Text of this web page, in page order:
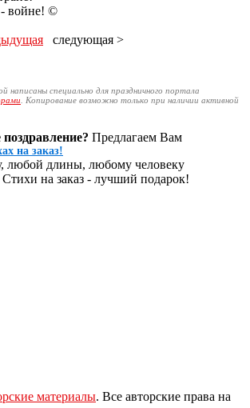
войне! ©
следующая >
написаны специально для праздничного портала
. Копирование возможно только при наличии активной
Предлагаем Вам
на заказ!
любой длины, любому человеку
на заказ - лучший подарок!
материалы. Все авторские права на